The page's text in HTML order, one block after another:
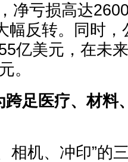
净亏损高达
幅反转。同时
亿美元，在未
。
足医疗、材料
机、冲印”的